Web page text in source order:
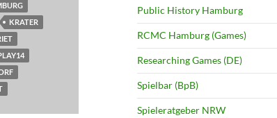
KRATER
Public History Hamburg
RCMC Hamburg (Games)
Researching Games (DE)
Spielbar (BpB)
Spieleratgeber NRW